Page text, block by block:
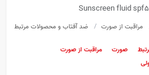
Sunscreen fluid
مراقبت از صورت ضد آفتاب و محصولات مرتبط
صورت
مراقبت از صورت